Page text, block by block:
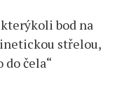
bod na
střelou,
čela“